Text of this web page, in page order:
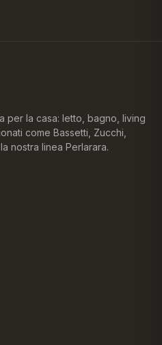
per la casa: letto, bagno, living
come Bassetti, Zucchi,
nostra linea Perlarara.